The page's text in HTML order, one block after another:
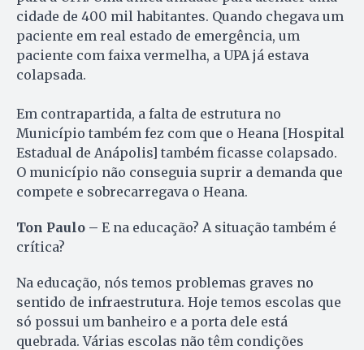
cidade de 400 mil habitantes. Quando chegava um
paciente em real estado de emergência, um
paciente com faixa vermelha, a UPA já estava
colapsada.
Em contrapartida, a falta de estrutura no
Município também fez com que o Heana [Hospital
Estadual de Anápolis] também ficasse colapsado.
O município não conseguia suprir a demanda que
compete e sobrecarregava o Heana.
Ton Paulo – E na educação? A situação também é
crítica?
Na educação, nós temos problemas graves no
sentido de infraestrutura. Hoje temos escolas que
só possui um banheiro e a porta dele está
quebrada. Várias escolas não têm condições